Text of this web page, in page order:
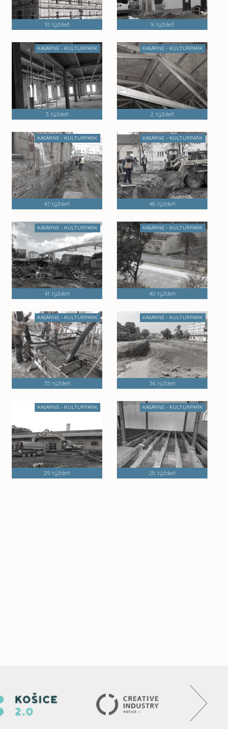
10. týždeň 9. týždeň
KASÁRNE - KULTURPARK
3. týždeň
KASÁRNE - KULTURPARK
2. týždeň
KASÁRNE - KULTURPARK
47. týždeň
KASÁRNE - KULTURPARK
46. týždeň
KASÁRNE - KULTURPARK
41. týždeň
KASÁRNE - KULTURPARK
40. týždeň
KASÁRNE - KULTURPARK
35. týždeň
KASÁRNE - KULTURPARK
34. týždeň
KASÁRNE - KULTURPARK
29. týždeň
KASÁRNE - KULTURPARK
28. týždeň